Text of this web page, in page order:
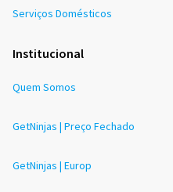
Serviços Domésticos
Institucional
Quem Somos
GetNinjas | Preço Fechado
GetNinjas | Europ